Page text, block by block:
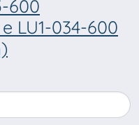
600
LU1-034-600